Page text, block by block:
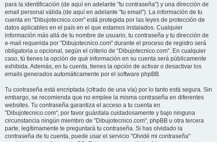
para la identificación (de aquí en adelante "tu contraseña") y una dirección de
email personal válida (de aquí en adelante "tu email"). La información de tu
cuenta en "Dibujotecnico.com" está protegida por las leyes de protección de
datos aplicables en el país en el que estamos instalados. Cualquier
información más allá de tu nombre de usuario, tu contraseña y tu dirección de
e-mail requerida por "Dibujotecnico.com" durante el proceso de registro será
obligatoria u opcional, según el criterio de “Dibujotecnico.com”. En cualquier
caso, tú tienes la opción de qué información en su cuenta será públicamente
exhibida. Además, en tu cuenta, tienes la opción de activar o desactivar los
emails generados automáticamente por el software phpBB.
Tu contraseña está encriptada (cifrado de una vía) por lo tanto está segura. Sin
embargo, se recomienda que no emplee la misma contraseña en diferentes
websites. Tu contraseña garantiza el acceso a tu cuenta en
"Dibujotecnico.com", por favor guárdala cuidadosamente y bajo ninguna
circunstancia ningún miembro de "Dibujotecnico.com", phpBB u otra tercera
parte, legítimamente te preguntará tu contraseña. Si has olvidado la
contraseña de tu cuenta, puede usar el servicio "Olvidé mi contraseña"